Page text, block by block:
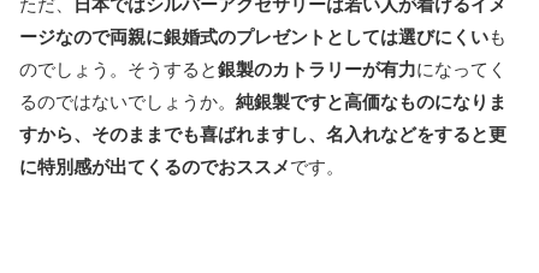
ただ、
日本ではシルバーアクセサリーは若い人が着けるイメ
ージなので両親に銀婚式のプレゼントとしては選びにくいも
のでしょう。そうすると銀製のカトラリーが有力になってく
るのではないでしょうか。 純銀製ですと高価なものになりま
すから、そのままでも喜ばれますし、名入れなどをすると更
に特別感が出てくるのでおススメです。